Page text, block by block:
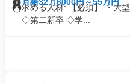
求める人材: 【必須】 ・大
◇第二新卒 ◇学...